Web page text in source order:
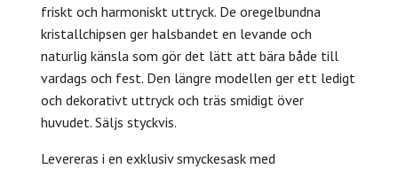
friskt och harmoniskt uttryck. De oregelbundna
kristallchipsen ger halsbandet en levande och
naturlig känsla som gör det lätt att bära både till
vardags och fest. Den längre modellen ger ett ledigt
och dekorativt uttryck och träs smidigt över
huvudet. Säljs styckvis.
Levereras i en exklusiv smyckesask med